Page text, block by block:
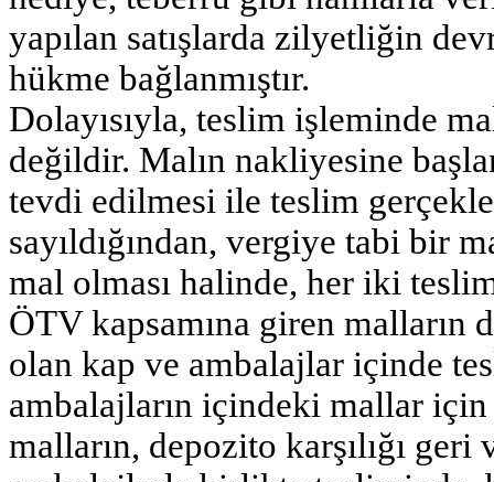
yapılan satışlarda zilyetliğin
hükme bağlanmıştır.
Dolayısıyla, teslim işleminde
değildir. Malın nakliyesine
tevdi edilmesi ile teslim
sayıldığından, vergiye tabi bir
mal olması halinde, her iki
ÖTV kapsamına giren malların
olan kap ve ambalajlar içinde
ambalajların içindeki mallar için
malların, depozito karşılığı